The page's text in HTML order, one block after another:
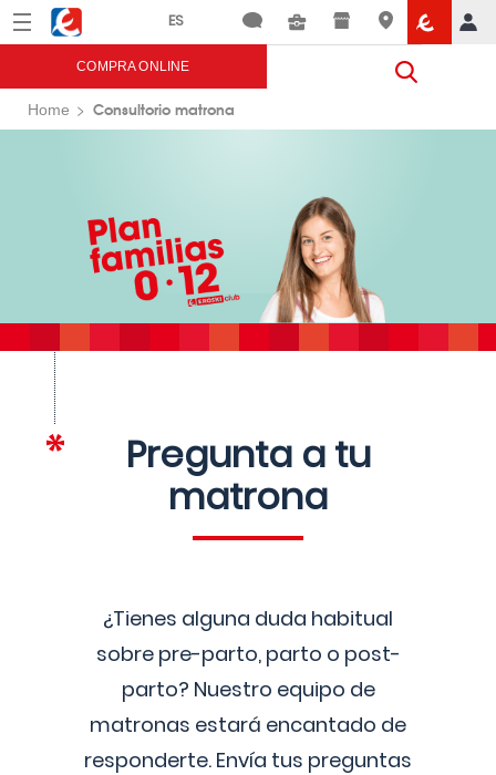
Menú Eroski
COMPRA ONLINE
Home Consultorio matrona
Pregunta a tu
matrona
¿Tienes alguna duda habitual
sobre pre-parto, parto o post-
parto? Nuestro equipo de
matronas estará encantado de
responderte. Envía tus preguntas